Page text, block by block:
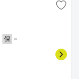
保 －